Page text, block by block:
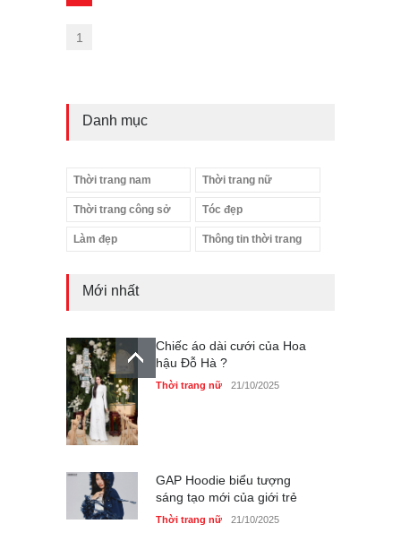
1
Danh mục
Thời trang nam Thời trang nữ
Thời trang công sở Tóc đẹp
Làm đẹp Thông tin thời trang
Mới nhất
Chiếc áo dài cưới của Hoa
hậu Đỗ Hà ?
Thời trang nữ 21/10/2025
GAP Hoodie biểu tượng
sáng tạo mới của giới trẻ
Thời trang nữ 21/10/2025